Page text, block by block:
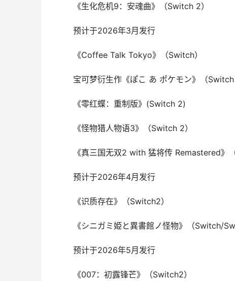
《生化危机9：安魂曲》（Switch 2）
预计于2026年3月发行
《Coffee Talk Tokyo》（Switch）
宝可梦衍生作《ぽこ あ ポケモン》（Switch
《零红蝶：重制版》(Switch 2)
《怪物猎人物语3》（Switch 2）
《真三国无双2 with 猛将传 Remastered》
预计于2026年4月发行
《识质存在》（Switch2）
《シニガミ姫と異書館ノ怪物》（Switch/
预计于2026年5月发行
《007：初露锋芒》（Switch2）